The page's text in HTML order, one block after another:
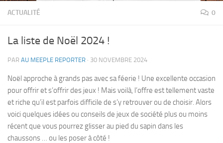
ACTUALITÉ 0
La liste de Noël 2024 !
PAR AU MEEPLE REPORTER · 30 NOVEMBRE 2024
Noël approche à grands pas avec sa féerie ! Une excellente occasion
pour offrir et s’offrir des jeux ! Mais voilà, l’offre est tellement vaste
et riche qu’il est parfois difficile de s’y retrouver ou de choisir. Alors
voici quelques idées ou conseils de jeux de société plus ou moins
récent que vous pourrez glisser au pied du sapin dans les
chaussons … ou les poser à côté !